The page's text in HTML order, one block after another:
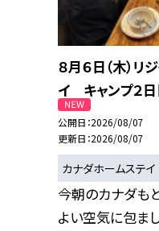
８月６日（木）リ
イ キャンプ２日
公開日 2026/08/07
更新日 2026/08/07
カナダホームステイ
今朝のカナダも
よい空気に包ま